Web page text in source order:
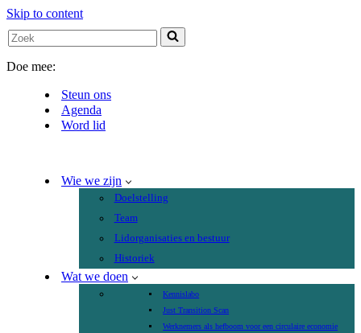
Skip to content
Search
for...
Doe mee:
Steun ons
Agenda
Word lid
Wie we zijn
Doelstelling
Team
Lidorganisaties en bestuur
Historiek
Wat we doen
Kennislabo
Just Transition Scan
Werknemers als hefboom voor een circulaire economie